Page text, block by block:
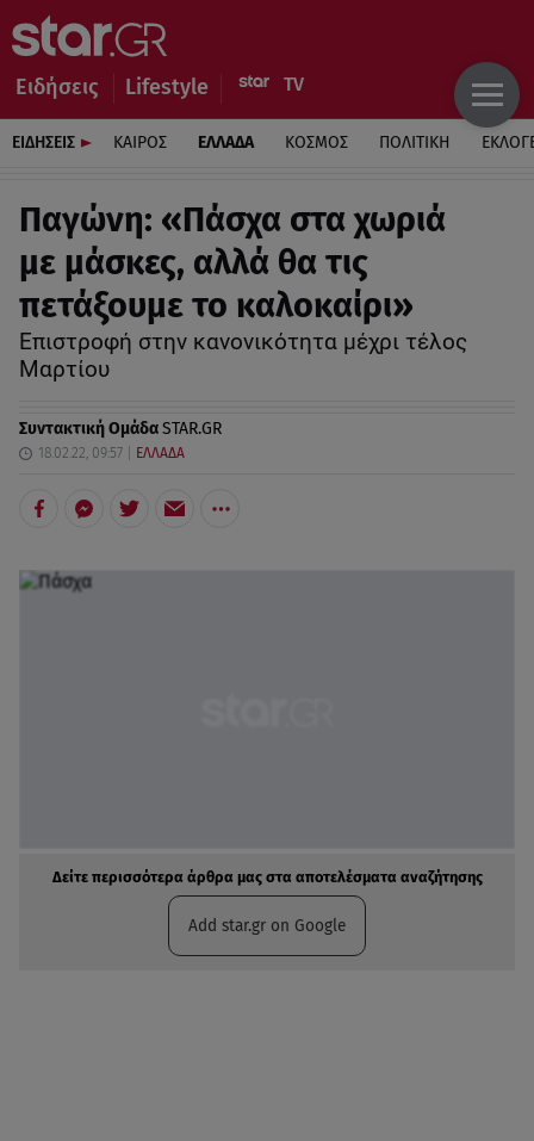
Ειδήσεις Lifestyle
ΕΙΔΗΣΕΙΣ ΚΑΙΡΟΣ ΕΛΛΑΔΑ ΚΟΣΜΟΣ ΠΟΛΙΤΙΚΗ
Παγώνη: «Πάσχα στα χωριά
με μάσκες, αλλά θα τις
πετάξουμε το καλοκαίρι»
Επιστροφή στην κανονικότητα μέχρι τέλος
Μαρτίου
Συντακτική ΟμάδαSTAR.GR
18.02.22, 09:57 ΕΛΛΑΔΑ
Δείτε περισσότερα άρθρα μας στα αποτελέσματα αναζήτησης
Add star.gr on Google